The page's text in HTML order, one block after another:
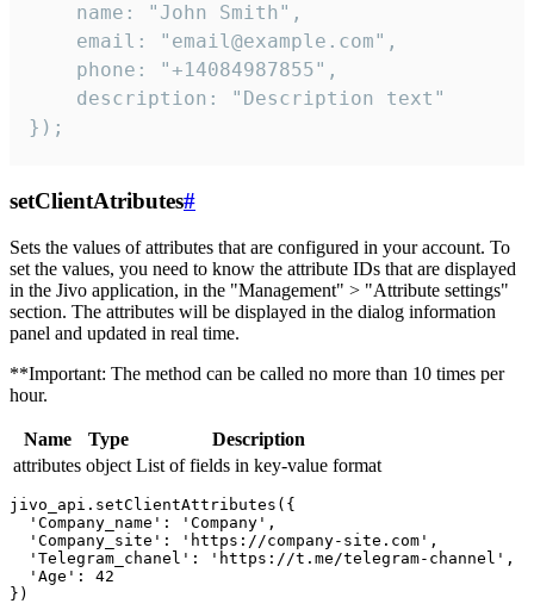
    name: "John Smith",
    email: "email@example.com",
    phone: "+14084987855",
    description: "Description text"
});
setClientAtributes#
Sets the values ​​of attributes that are configured in your account. To
set the values, you need to know the attribute IDs that are displayed
in the Jivo application, in the "Management" > "Attribute settings"
section. The attributes will be displayed in the dialog information
panel and updated in real time.
**Important: The method can be called no more than 10 times per
hour.
Name Type
Description
attributes object List of fields in key-value format
jivo_api.setClientAttributes({
  'Company_name': 'Company',
  'Company_site': 'https://company-site.com',
  'Telegram_chanel': 'https://t.me/telegram-channel',
  'Age': 42